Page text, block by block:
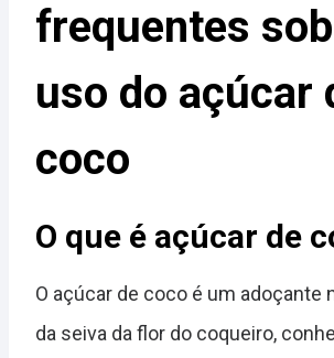
frequentes
uso do açúcar
coco
O que é açúcar de
O açúcar de coco é um adoçante
da seiva da flor do coqueiro,